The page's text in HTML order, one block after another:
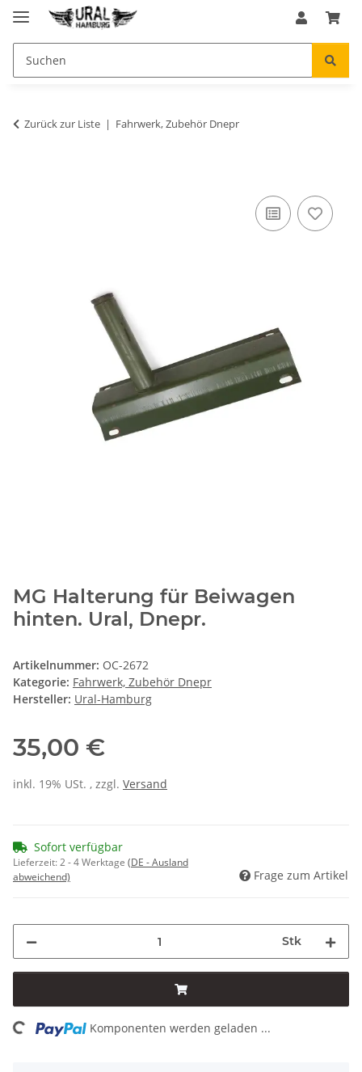
Zurück zur Liste Fahrwerk, Zubehör Dnepr
MG Halterung für Beiwagen
hinten. Ural, Dnepr.
Artikelnummer: OC-2672
Kategorie: Fahrwerk, Zubehör Dnepr
Hersteller: Ural-Hamburg
35,00 €
inkl. 19% USt. , zzgl. Versand
Sofort verfügbar
Lieferzeit:2 - 4 Werktage (DE - Ausland
abweichend)
Frage zum Artikel
Stk
Komponenten werden geladen ...